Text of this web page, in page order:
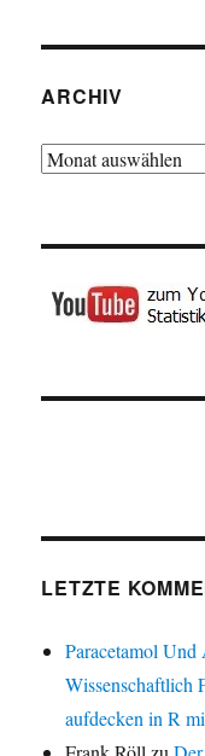
ARCHIV
Archiv
LETZTE
Paracetamol
Wissenschaftlich
aufdecken in R